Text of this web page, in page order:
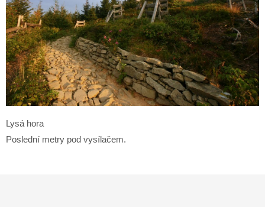
Lysá hora
Poslední metry pod vysílačem.